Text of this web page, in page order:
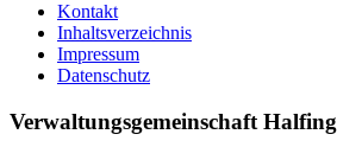
Kontakt
Inhaltsverzeichnis
Impressum
Datenschutz
Verwaltungsgemeinschaft Halfing